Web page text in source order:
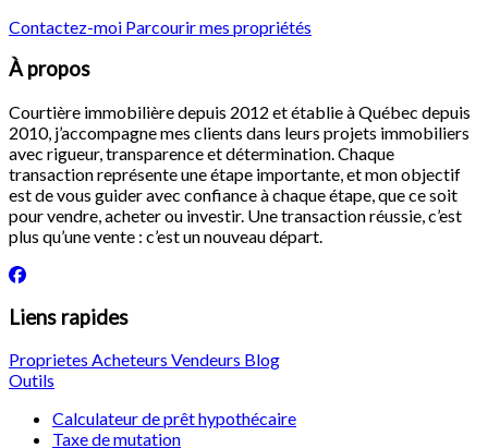
Contactez-moi Parcourir mes propriétés
À propos
Courtière immobilière depuis 2012 et établie à Québec depuis
2010, j’accompagne mes clients dans leurs projets immobiliers
avec rigueur, transparence et détermination. Chaque
transaction représente une étape importante, et mon objectif
est de vous guider avec confiance à chaque étape, que ce soit
pour vendre, acheter ou investir. Une transaction réussie, c’est
plus qu’une vente : c’est un nouveau départ.
Liens rapides
Proprietes Acheteurs Vendeurs Blog
Outils
Calculateur de prêt hypothécaire
Taxe de mutation